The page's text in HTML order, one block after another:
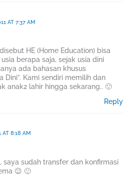
AT 7:37 AM
HE (Home Education) bisa
berapa saja, sejak usia dini
ada bahasan khusus
Dini”. Kami sendiri memilih dan
anak2 lahir hingga sekarang.. 🙂
Reply
AT 8:18 AM
saya sudah transfer dan konfirmasi
😉 🙂